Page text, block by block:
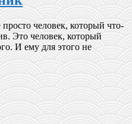
человек, который что-
Это человек, который
И ему для этого не